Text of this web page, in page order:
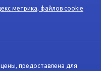
метрика, файлов cookie
предоставлена для